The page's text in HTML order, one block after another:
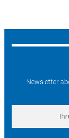
Newsletter